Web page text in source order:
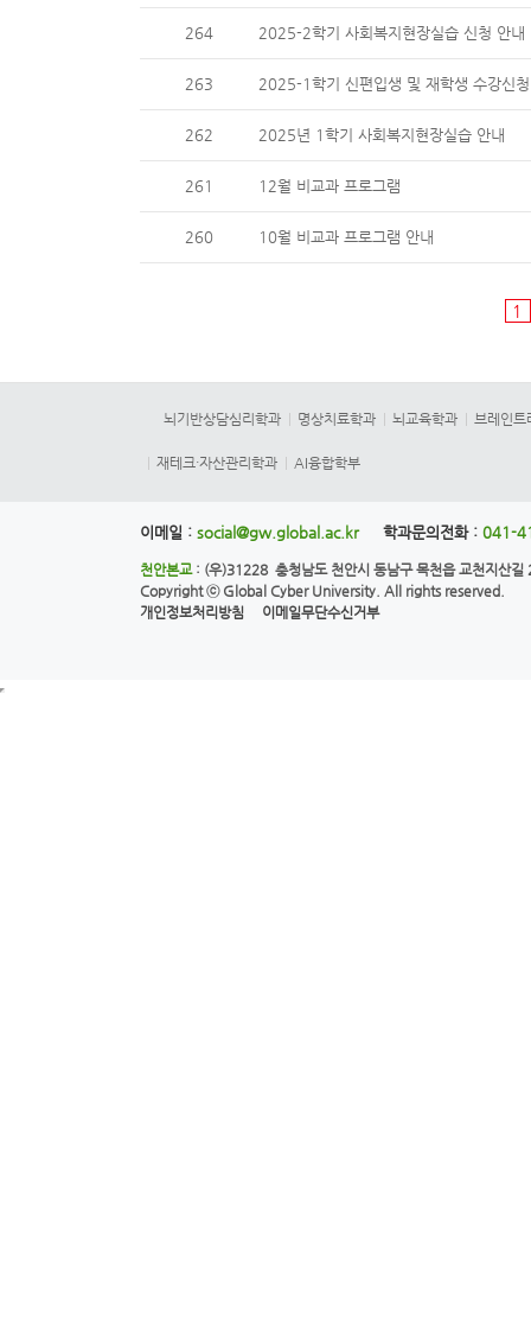
264 2025-2학기 사회복지현장실습 신청 안내
263 2025-1학기 신편입생 및 재학생 수강신
262 2025년 1학기 사회복지현장실습 안내
261 12월 비교과 프로그램
260 10월 비교과 프로그램 안내
1
뇌기반상담심리학과 명상치료학과 뇌교육학과 브레인트
재테크·자산관리학과 AI융합학부
이메일 : social@gw.global.ac.kr 학과문의전화 : 041-
천안본교: (우)31228 충청남도 천안시 동남구 목천읍 교천지산
Copyright ⓒ Global Cyber University. All rights reserved.
개인정보처리방침
이메일무단수신거부